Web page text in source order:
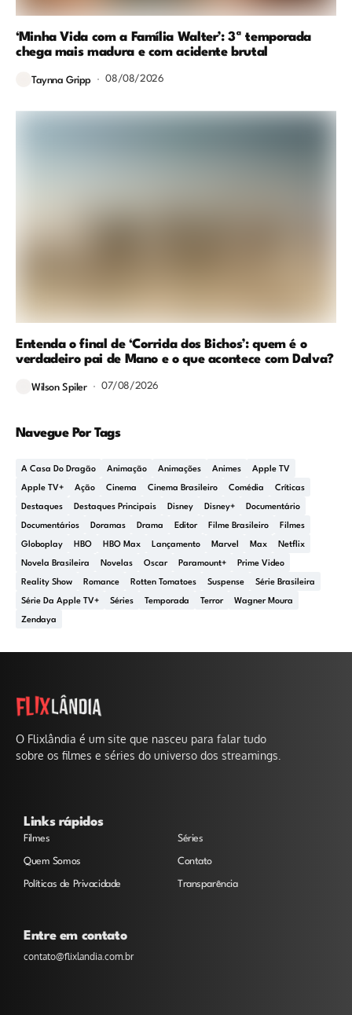
‘Minha Vida com a Família Walter’: 3ª temporada
chega mais madura e com acidente brutal
Taynna Gripp 08/08/2026
Entenda o final de ‘Corrida dos Bichos’: quem é o
verdadeiro pai de Mano e o que acontece com Dalva?
Wilson Spiler 07/08/2026
Navegue Por Tags
A Casa Do Dragão Animação Animações Animes Apple TV
Apple TV+ Ação Cinema Cinema Brasileiro Comédia Críticas
Destaques Destaques Principais Disney Disney+ Documentário
Documentários Doramas Drama Editor Filme Brasileiro Filmes
Globoplay HBO HBO Max Lançamento Marvel Max Netflix
Novela Brasileira Novelas Oscar Paramount+ Prime Video
Reality Show Romance Rotten Tomatoes Suspense Série Brasileira
Série Da Apple TV+ Séries Temporada Terror Wagner Moura
Zendaya
O Flixlândia é um site que nasceu para falar tudo
sobre os filmes e séries do universo dos streamings.
Links rápidos
Filmes Séries
Quem Somos Contato
Políticas de Privacidade Transparência
Entre em contato
contato@flixlandia.com.br